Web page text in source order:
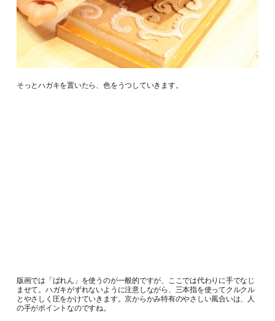
そっとハガキを置いたら、色をうつしていきます。
版画では「ばれん」を使うのが一般的ですが、ここでは代わりに手でなじ
ませて。ハガキがずれないように注意しながら、三本指を使ってクルクル
とやさしく圧をかけていきます。京からかみ特有のやさしい風合いは、人
の手がポイントなのですね。